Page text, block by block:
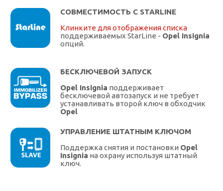
СОВМЕСТИМОСТЬ С STARLINE
Клинките для отображения списка
поддерживаемых StarLine - Opel Insignia
опций.
БЕСКЛЮЧЕВОЙ ЗАПУСК
Opel Insignia поддерживает
бесключевой автозапуск и не требует
устанавливать второй ключ в обходчик
Opel
УПРАВЛЕНИЕ ШТАТНЫМ КЛЮЧОМ
Поддержка снятия и постановки Opel
Insignia на охрану используя штатный
ключ.